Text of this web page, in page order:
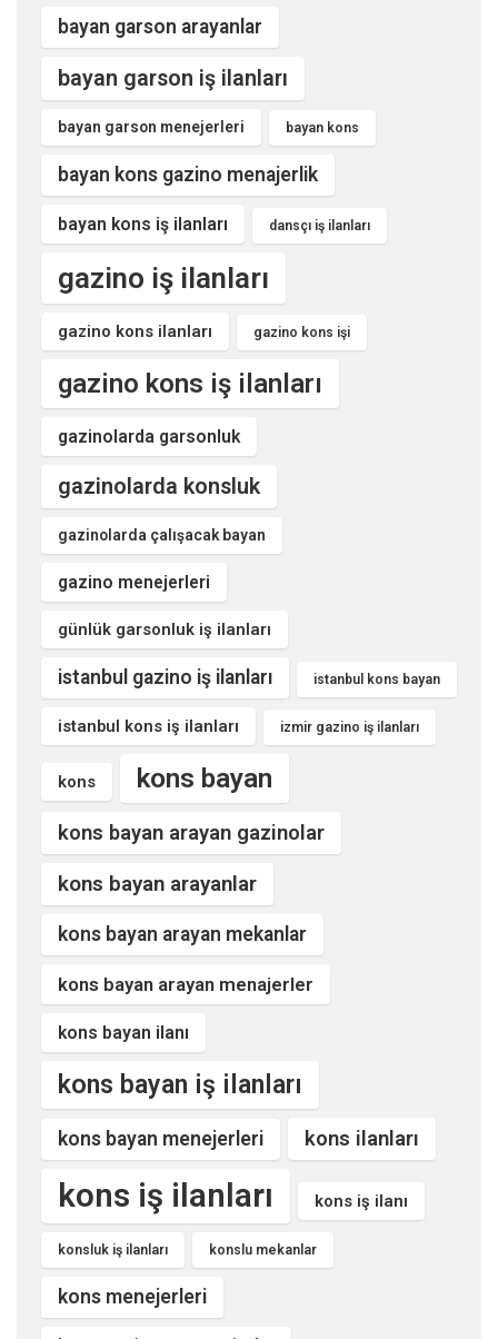
bayan garson arayanlar
bayan garson iş ilanları
bayan garson menejerleri bayan kons
bayan kons gazino menajerlik
bayan kons iş ilanları dansçı iş ilanları
gazino iş ilanları
gazino kons ilanları gazino kons işi
gazino kons iş ilanları
gazinolarda garsonluk
gazinolarda konsluk
gazinolarda çalışacak bayan
gazino menejerleri
günlük garsonluk iş ilanları
istanbul gazino iş ilanları istanbul kons bayan
istanbul kons iş ilanları izmir gazino iş ilanları
kons kons bayan
kons bayan arayan gazinolar
kons bayan arayanlar
kons bayan arayan mekanlar
kons bayan arayan menajerler
kons bayan ilanı
kons bayan iş ilanları
kons bayan menejerleri kons ilanları
kons iş ilanları kons iş ilanı
konsluk iş ilanları konslu mekanlar
kons menejerleri